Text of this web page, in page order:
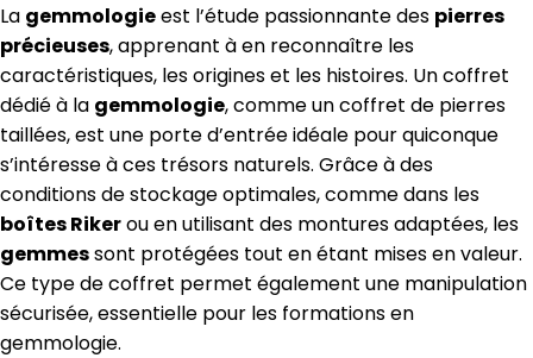
La gemmologieest l’étude passionnante des pierres
précieuses, apprenant à en reconnaître les
caractéristiques, les origines et les histoires. Un coffret
dédié à la gemmologie, comme un coffret de pierres
taillées, est une porte d’entrée idéale pour quiconque
s’intéresse à ces trésors naturels. Grâce à des
conditions de stockage optimales, comme dans les
boîtes Rikerou en utilisant des montures adaptées, les
gemmessont protégées tout en étant mises en valeur.
Ce type de coffret permet également une manipulation
sécurisée, essentielle pour les formations en
gemmologie.